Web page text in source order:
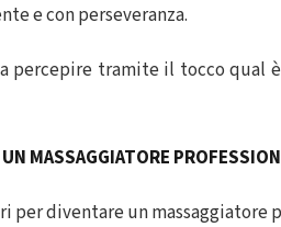
e con perseveranza.
percepire tramite il tocco qual
MASSAGGIATORE
per diventare un massaggiatore